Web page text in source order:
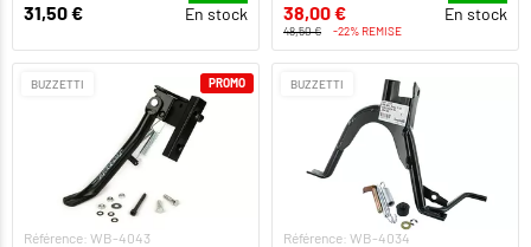
31,50 € En stock 38,00 € En stock
48,50 € -22% REMISE
BUZZETTI
Référence: WB-4043
PROMO BUZZETTI
Référence: WB-4034